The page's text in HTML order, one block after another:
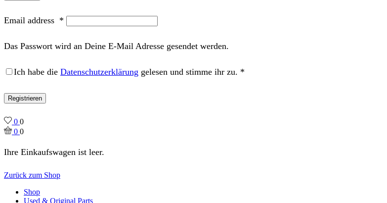
Email address *
Das Passwort wird an Deine E-Mail Adresse gesendet werden.
Ich habe die Datenschutzerklärung gelesen und stimme ihr zu. *
Registrieren
0 0
0 0
Ihre Einkaufswagen ist leer.
Zurück zum Shop
Shop
Used & Original Parts